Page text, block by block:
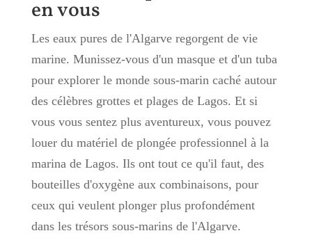
en vous
Les eaux pures de l'Algarve regorgent de vie
marine. Munissez-vous d'un masque et d'un tuba
pour explorer le monde sous-marin caché autour
des célèbres grottes et plages de Lagos. Et si
vous vous sentez plus aventureux, vous pouvez
louer du matériel de plongée professionnel à la
marina de Lagos. Ils ont tout ce qu'il faut, des
bouteilles d'oxygène aux combinaisons, pour
ceux qui veulent plonger plus profondément
dans les trésors sous-marins de l'Algarve.